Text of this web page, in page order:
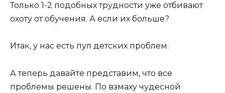
Только 1-2 подобных трудности уже отбивают
охоту от обучения. А если их больше?
Итак, у нас есть пул детских проблем.
А теперь давайте представим, что все
проблемы решены. По взмаху чудесной